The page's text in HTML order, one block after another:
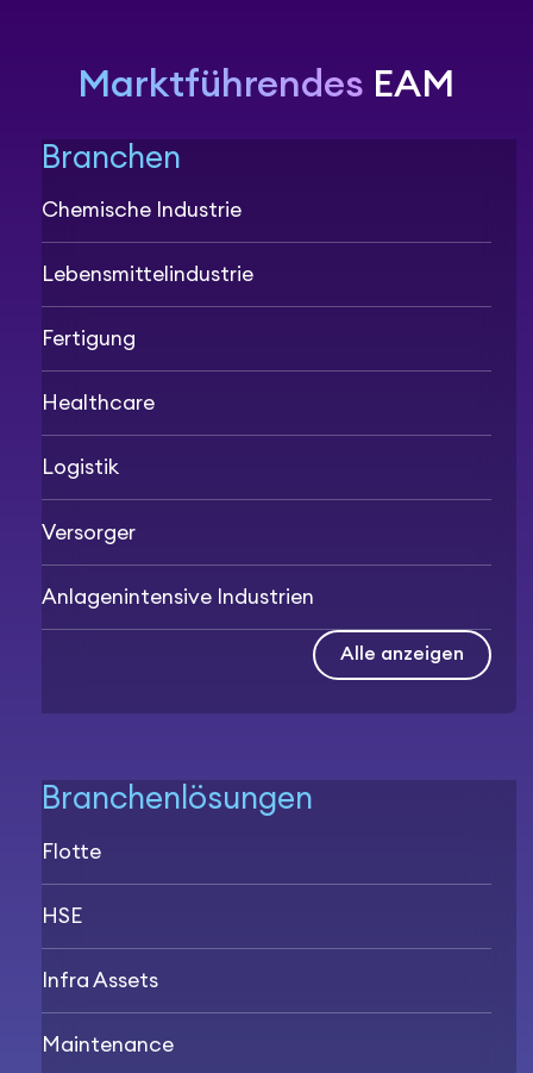
Marktführendes EAM
Branchen
Chemische Industrie
Lebensmittelindustrie
Fertigung
Healthcare
Logistik
Versorger
Anlagenintensive Industrien
Alle anzeigen
Branchenlösungen
Flotte
HSE
Infra Assets
Maintenance